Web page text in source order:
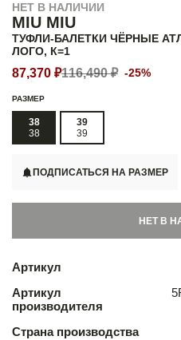
НЕТ В НАЛИЧИИ
MIU MIU
ТУФЛИ-БАЛЕТКИ ЧЁРНЫЕ
ЛОГО, К=1
87,370 ₽116,490 ₽ -25%
РАЗМЕР
38
38
39
39
ПОДПИСАТЬСЯ НА РАЗМЕР
НЕТ В
Артикул
Артикул
производителя
Страна производства